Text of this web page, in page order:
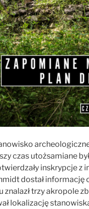
czas utożsamiane
inskrypcje z
dostał informację
znalazł trzy akropole
lokalizację